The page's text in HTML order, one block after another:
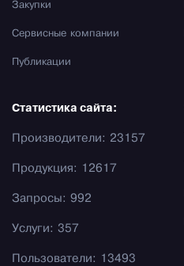
Закупки
Сервисные компании
Публикации
Статистика сайта:
Производители: 23157
Продукция: 12617
Запросы: 992
Услуги: 357
Пользователи: 13493